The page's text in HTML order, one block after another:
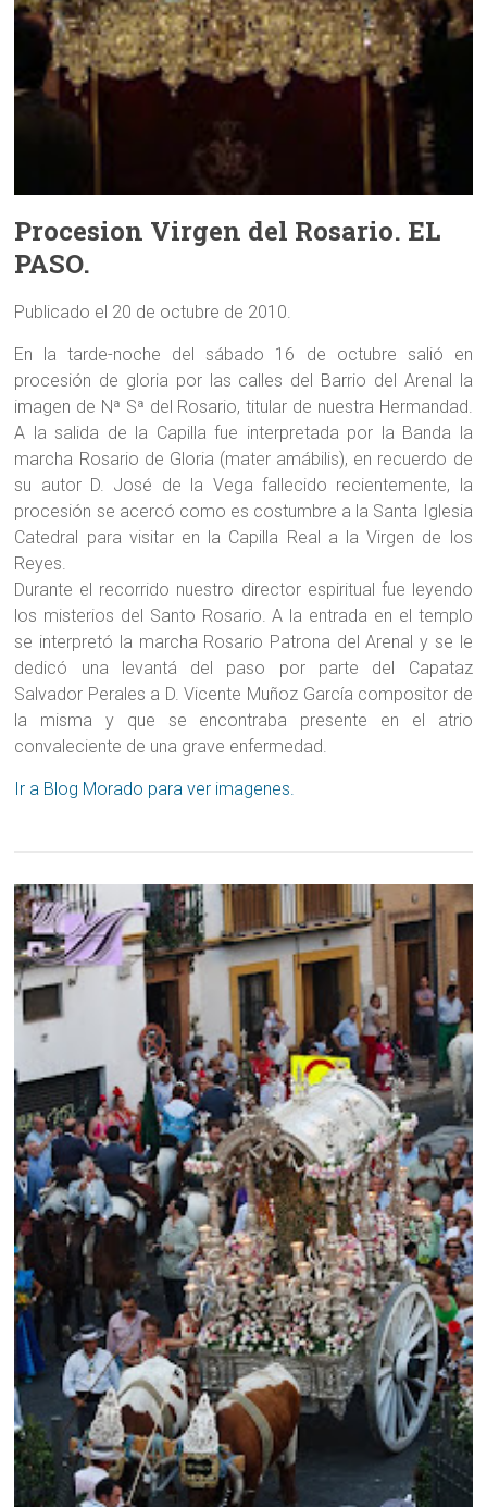
Procesion Virgen del Rosario. EL
PASO.
Publicado el 20 de octubre de 2010.
En la tarde-noche del sábado 16 de octubre salió en
procesión de gloria por las calles del Barrio del Arenal la
imagen de Nª Sª del Rosario, titular de nuestra Hermandad.
A la salida de la Capilla fue interpretada por la Banda la
marcha Rosario de Gloria (mater amábilis), en recuerdo de
su autor D. José de la Vega fallecido recientemente, la
procesión se acercó como es costumbre a la Santa Iglesia
Catedral para visitar en la Capilla Real a la Virgen de los
Reyes.
Durante el recorrido nuestro director espiritual fue leyendo
los misterios del Santo Rosario. A la entrada en el templo
se interpretó la marcha Rosario Patrona del Arenal y se le
dedicó una levantá del paso por parte del Capataz
Salvador Perales a D. Vicente Muñoz García compositor de
la misma y que se encontraba presente en el atrio
convaleciente de una grave enfermedad.
Ir a Blog Morado para ver imagenes.